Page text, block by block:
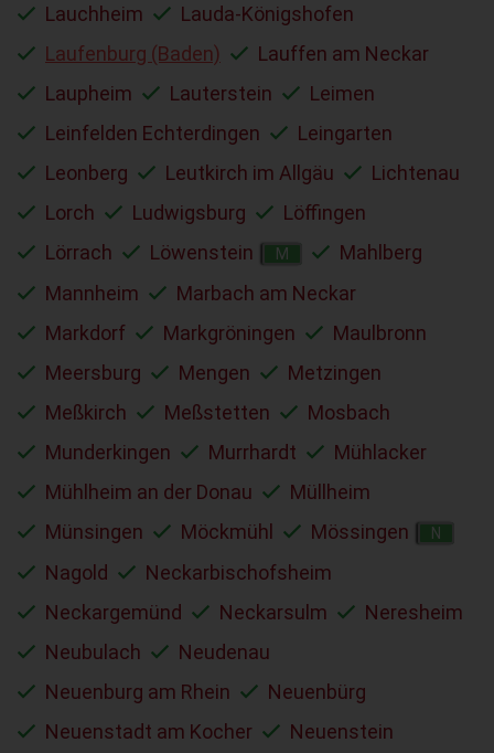
Lauchheim
Lauda-Königshofen
Laufenburg (Baden)
Lauffen am Neckar
Laupheim
Lauterstein
Leimen
Leinfelden Echterdingen
Leingarten
Leonberg
Leutkirch im Allgäu
Lichtenau
Lorch
Ludwigsburg
Löffingen
Lörrach
Löwenstein M
Mahlberg
Mannheim
Marbach am Neckar
Markdorf
Markgröningen
Maulbronn
Meersburg
Mengen
Metzingen
Meßkirch
Meßstetten
Mosbach
Munderkingen
Murrhardt
Mühlacker
Mühlheim an der Donau
Müllheim
Münsingen
Möckmühl Mössingen N
Nagold
Neckarbischofsheim
Neckargemünd
Neckarsulm
Neresheim
Neubulach
Neudenau
Neuenburg am Rhein
Neuenbürg
Neuenstadt am Kocher
Neuenstein